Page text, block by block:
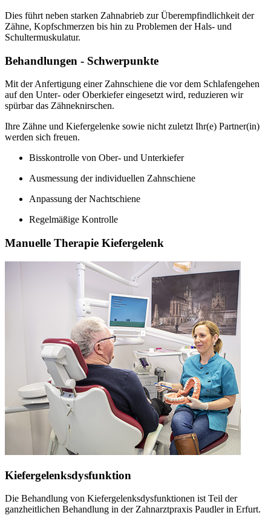
Dies führt neben starken Zahnabrieb zur Überempfindlichkeit der
Zähne, Kopfschmerzen bis hin zu Problemen der Hals- und
Schultermuskulatur.
Behandlungen - Schwerpunkte
Mit der Anfertigung einer Zahnschiene die vor dem Schlafengehen
auf den Unter- oder Oberkiefer eingesetzt wird, reduzieren wir
spürbar das Zähneknirschen.
Ihre Zähne und Kiefergelenke sowie nicht zuletzt Ihr(e) Partner(in)
werden sich freuen.
Bisskontrolle von Ober- und Unterkiefer
Ausmessung der individuellen Zahnschiene
Anpassung der Nachtschiene
Regelmäßige Kontrolle
Manuelle Therapie Kiefergelenk
Kiefergelenksdysfunktion
Die Behandlung von Kiefergelenksdysfunktionen ist Teil der
ganzheitlichen Behandlung in der Zahnarztpraxis Paudler in Erfurt.